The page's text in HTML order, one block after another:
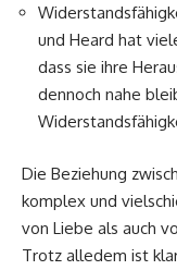
und Heard hat
dass sie ihre
dennoch nahe
Die Beziehung
komplex und
von Liebe als auch
Trotz alledem ist